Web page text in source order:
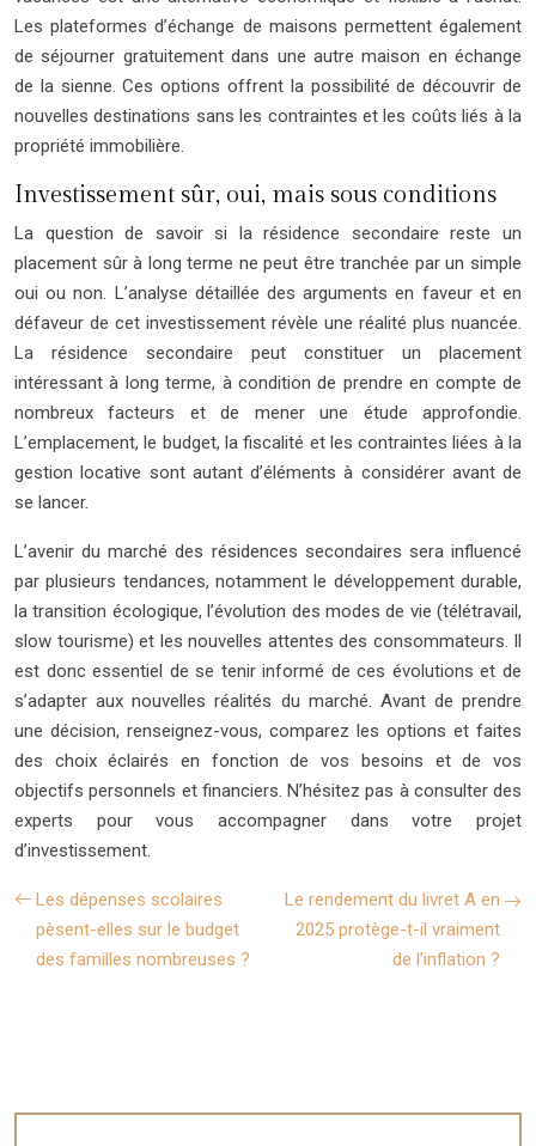
Les plateformes d’échange de maisons permettent également
de séjourner gratuitement dans une autre maison en échange
de la sienne. Ces options offrent la possibilité de découvrir de
nouvelles destinations sans les contraintes et les coûts liés à la
propriété immobilière.
Investissement sûr, oui, mais sous conditions
La question de savoir si la résidence secondaire reste un
placement sûr à long terme ne peut être tranchée par un simple
oui ou non. L’analyse détaillée des arguments en faveur et en
défaveur de cet investissement révèle une réalité plus nuancée.
La résidence secondaire peut constituer un placement
intéressant à long terme, à condition de prendre en compte de
nombreux facteurs et de mener une étude approfondie.
L’emplacement, le budget, la fiscalité et les contraintes liées à la
gestion locative sont autant d’éléments à considérer avant de
se lancer.
L’avenir du marché des résidences secondaires sera influencé
par plusieurs tendances, notamment le développement durable,
la transition écologique, l’évolution des modes de vie (télétravail,
slow tourisme) et les nouvelles attentes des consommateurs. Il
est donc essentiel de se tenir informé de ces évolutions et de
s’adapter aux nouvelles réalités du marché. Avant de prendre
une décision, renseignez-vous, comparez les options et faites
des choix éclairés en fonction de vos besoins et de vos
objectifs personnels et financiers. N’hésitez pas à consulter des
experts pour vous accompagner dans votre projet
d’investissement.
Les dépenses scolaires
pèsent-elles sur le budget
des familles nombreuses ?
Le rendement du livret A en
2025 protège-t-il vraiment
de l’inflation ?